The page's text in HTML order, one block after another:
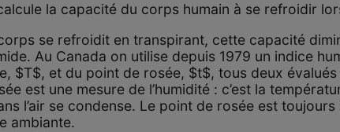
la capacité du corps humain à se refroidir
se refroidit en transpirant, cette capacité
Au Canada on utilise depuis 1979 un indice
$T$, et du point de rosée, $t$, tous deux
est une mesure de l’humidité : c’est la
l’air se condense. Le point de rosée est
ambiante.